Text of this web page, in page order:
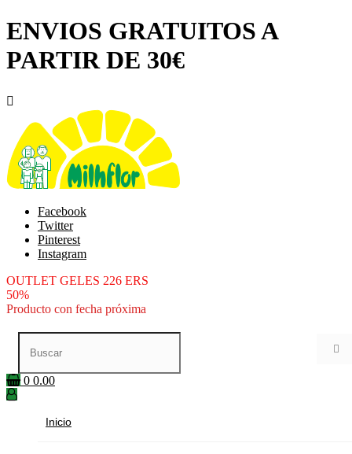
ENVIOS GRATUITOS A
PARTIR DE 30€

Facebook
Twitter
Pinterest
Instagram
OUTLET GELES 226 ERS
50%
Producto con fecha próxima

0 0.00
Inicio